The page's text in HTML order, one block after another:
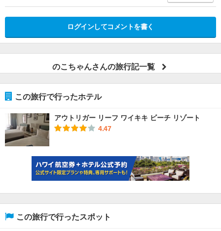
ログインしてコメントを書く
のこちゃんさんの旅行記一覧
この旅行で行ったホテル
アウトリガー リーフ ワイキキ ビーチ リゾート
4.47
この旅行で行ったスポット